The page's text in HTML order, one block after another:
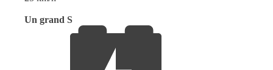
Un grand S